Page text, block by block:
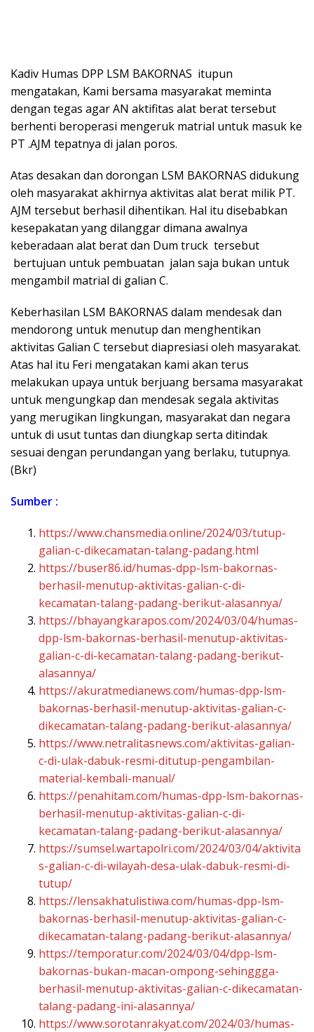
Kadiv Humas DPP LSM BAKORNAS itupun
mengatakan, Kami bersama masyarakat meminta
dengan tegas agar AN aktifitas alat berat tersebut
berhenti beroperasi mengeruk matrial untuk masuk ke
PT .AJM tepatnya di jalan poros.
Atas desakan dan dorongan LSM BAKORNAS didukung
oleh masyarakat akhirnya aktivitas alat berat milik PT.
AJM tersebut berhasil dihentikan. Hal itu disebabkan
kesepakatan yang dilanggar dimana awalnya
keberadaan alat berat dan Dum truck tersebut
bertujuan untuk pembuatan jalan saja bukan untuk
mengambil matrial di galian C.
Keberhasilan LSM BAKORNAS dalam mendesak dan
mendorong untuk menutup dan menghentikan
aktivitas Galian C tersebut diapresiasi oleh masyarakat.
Atas hal itu Feri mengatakan kami akan terus
melakukan upaya untuk berjuang bersama masyarakat
untuk mengungkap dan mendesak segala aktivitas
yang merugikan lingkungan, masyarakat dan negara
untuk di usut tuntas dan diungkap serta ditindak
sesuai dengan perundangan yang berlaku, tutupnya.
(Bkr)
Sumber :
https://www.chansmedia.online/2024/03/tutup-
galian-c-dikecamatan-talang-padang.html
https://buser86.id/humas-dpp-lsm-bakornas-
berhasil-menutup-aktivitas-galian-c-di-
kecamatan-talang-padang-berikut-alasannya/
https://bhayangkarapos.com/2024/03/04/humas-
dpp-lsm-bakornas-berhasil-menutup-aktivitas-
galian-c-di-kecamatan-talang-padang-berikut-
alasannya/
https://akuratmedianews.com/humas-dpp-lsm-
bakornas-berhasil-menutup-aktivitas-galian-c-
dikecamatan-talang-padang-berikut-alasannya/
https://www.netralitasnews.com/aktivitas-galian-
c-di-ulak-dabuk-resmi-ditutup-pengambilan-
material-kembali-manual/
https://penahitam.com/humas-dpp-lsm-bakornas-
berhasil-menutup-aktivitas-galian-c-di-
kecamatan-talang-padang-berikut-alasannya/
https://sumsel.wartapolri.com/2024/03/04/aktivita
s-galian-c-di-wilayah-desa-ulak-dabuk-resmi-di-
tutup/
https://lensakhatulistiwa.com/humas-dpp-lsm-
bakornas-berhasil-menutup-aktivitas-galian-c-
dikecamatan-talang-padang-berikut-alasannya/
https://temporatur.com/2024/03/04/dpp-lsm-
bakornas-bukan-macan-ompong-sehinggga-
berhasil-menutup-aktivitas-galian-c-dikecamatan-
talang-padang-ini-alasannya/
https://www.sorotanrakyat.com/2024/03/humas-